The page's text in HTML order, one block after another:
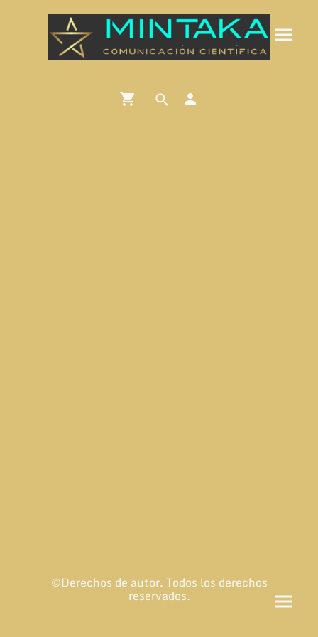
©Derechos de autor. Todos los derechos
reservados.